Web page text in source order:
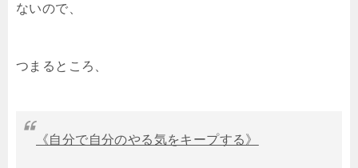
ないので、
つまるところ、
《自分で自分のやる気をキープする》